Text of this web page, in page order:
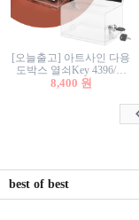
[오늘출고] 아트사인 다용
도박스 열쇠Key 4396/투
표함/건의함/모금함/응모
8,400 원
best of best